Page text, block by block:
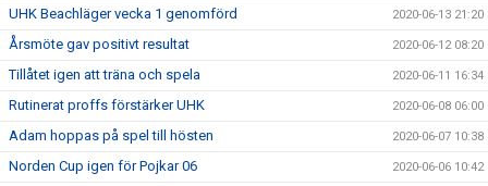
UHK Beachläger vecka 1 genomförd 2020-06-13 21:20
Årsmöte gav positivt resultat 2020-06-12 08:20
Tillåtet igen att träna och spela 2020-06-11 16:34
Rutinerat proffs förstärker UHK 2020-06-08 06:00
Adam hoppas på spel till hösten 2020-06-07 10:38
Norden Cup igen för Pojkar 06 2020-06-06 10:42